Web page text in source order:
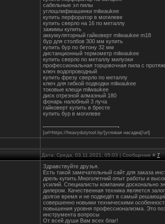
сабельные эл пилы
углошлифмашинки milwaukee
купить перфоратор в могилеве
купить сверло на 16 по металлу
зажимы купить
аккумуляторный гайковерт milwaukee m18
бур для столбов 300 мм купить
купить бур по бетону 32 мм
дистанционный термометр milwaukee
купить сверло по металлу милуоки
профессиональная торцовочная пила с
ключ водопроводный
купить фрезу сверло по металлу
ключ для гибкой подводки milwaukee
токовые клещи milwaukee
диск отрезной алмазный 180
фонарь налобный 3 луча
гайковерт купить в бресте
купить бур в могилеве
[url=https://heavydutytool.by/]угловая насадка[/url]
Дата: Среда, 03.11.2021, 05:03 | Сообщение # 7
Здравствуйте друзья.
Есть такой замечательный сайт для заказа
дрель купить.Многолетний опыт работы и
усилий. Специалисты компании досконально
дилером. Качественная техника является
долгое время и не подведёт в самый
совершенно новыми техническими
повышения уровня профессионализма. Это
инструмента вопросы
От всей души Вам всех благ!